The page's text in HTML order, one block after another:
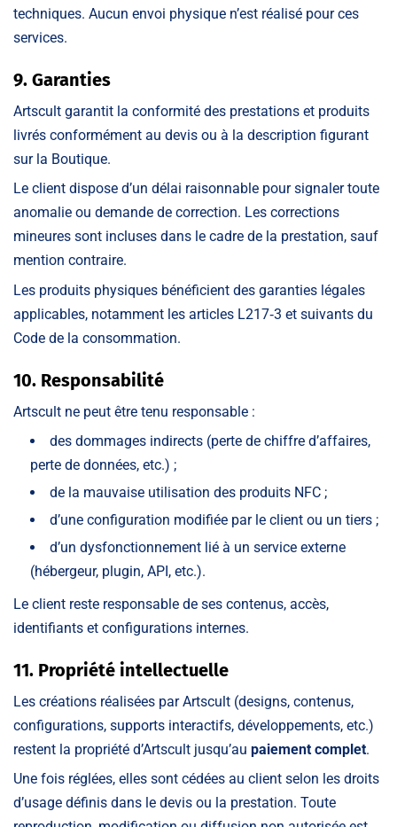
techniques. Aucun envoi physique n’est réalisé pour ces
services.
9. Garanties
Artscult garantit la conformité des prestations et produits
livrés conformément au devis ou à la description figurant
sur la Boutique.
Le client dispose d’un délai raisonnable pour signaler toute
anomalie ou demande de correction. Les corrections
mineures sont incluses dans le cadre de la prestation, sauf
mention contraire.
Les produits physiques bénéficient des garanties légales
applicables, notamment les articles L217‑3 et suivants du
Code de la consommation.
10. Responsabilité
Artscult ne peut être tenu responsable :
des dommages indirects (perte de chiffre d’affaires,
perte de données, etc.) ;
de la mauvaise utilisation des produits NFC ;
d’une configuration modifiée par le client ou un tiers ;
d’un dysfonctionnement lié à un service externe
(hébergeur, plugin, API, etc.).
Le client reste responsable de ses contenus, accès,
identifiants et configurations internes.
11. Propriété intellectuelle
Les créations réalisées par Artscult (designs, contenus,
configurations, supports interactifs, développements, etc.)
restent la propriété d’Artscult jusqu’au paiement complet.
Une fois réglées, elles sont cédées au client selon les droits
d’usage définis dans le devis ou la prestation. Toute